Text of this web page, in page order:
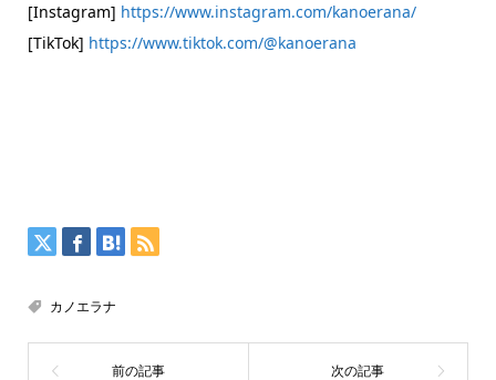
[Instagram] https://www.instagram.com/kanoerana/
[TikTok] https://www.tiktok.com/@kanoerana
カノエラナ